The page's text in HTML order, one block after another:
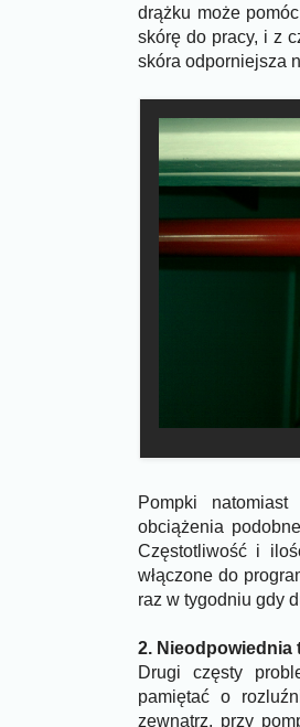
drążku może
skórę do pracy, i z
skóra odporniejsza
Pompki
obciążenia
Częstotliwość i
włączone do
raz w tygodniu gdy
2. Nieodpowiednia
Drugi częsty
pamiętać o
zewnątrz, przy